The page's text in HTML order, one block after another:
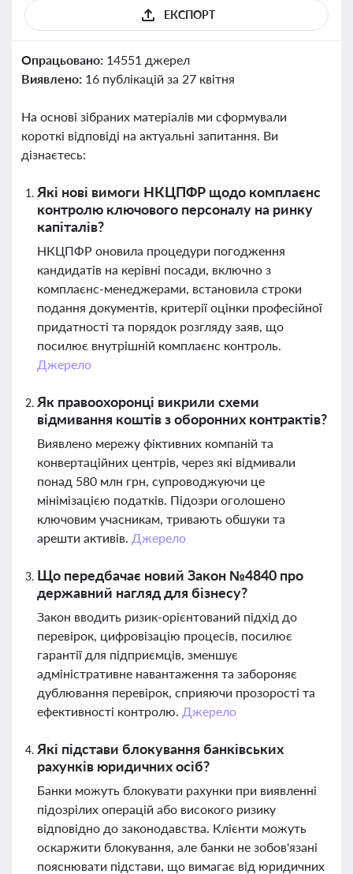
ЕКСПОРТ
Опрацьовано: 14551 джерел
Виявлено: 16 публікацій за 27 квітня
На основі зібраних матеріалів ми сформували
короткі відповіді на актуальні запитання. Ви
дізнаєтесь:
Які нові вимоги НКЦПФР щодо комплаєнс
контролю ключового персоналу на ринку
капіталів?
НКЦПФР оновила процедури погодження
кандидатів на керівні посади, включно з
комплаєнс-менеджерами, встановила строки
подання документів, критерії оцінки професійної
придатності та порядок розгляду заяв, що
посилює внутрішній комплаєнс контроль.
Джерело
Як правоохоронці викрили схеми
відмивання коштів з оборонних контрактів?
Виявлено мережу фіктивних компаній та
конвертаційних центрів, через які відмивали
понад 580 млн грн, супроводжуючи це
мінімізацією податків. Підозри оголошено
ключовим учасникам, тривають обшуки та
арешти активів. Джерело
Що передбачає новий Закон №4840 про
державний нагляд для бізнесу?
Закон вводить ризик-орієнтований підхід до
перевірок, цифровізацію процесів, посилює
гарантії для підприємців, зменшує
адміністративне навантаження та забороняє
дублювання перевірок, сприяючи прозорості та
ефективності контролю. Джерело
Які підстави блокування банківських
рахунків юридичних осіб?
Банки можуть блокувати рахунки при виявленні
підозрілих операцій або високого ризику
відповідно до законодавства. Клієнти можуть
оскаржити блокування, але банки не зобов'язані
пояснювати підстави, що вимагає від юридичних